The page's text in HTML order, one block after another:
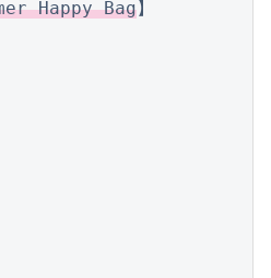
Happy Bag】